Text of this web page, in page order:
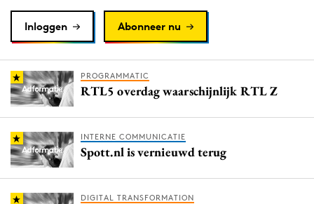
Purpose Marketing
Reputatie & crisis
Inloggen Abonneer nu
PROGRAMMATIC
RTL5 overdag waarschijnlijk RTL Z
INTERNE COMMUNICATIE
Spott.nl is vernieuwd terug
DIGITAL TRANSFORMATION